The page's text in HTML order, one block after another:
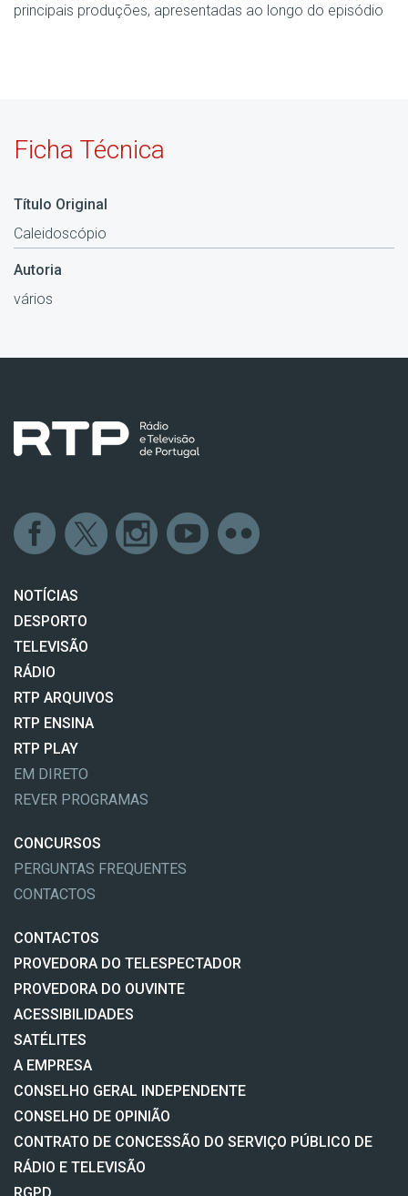
principais produções, apresentadas ao longo do episódio
Ficha Técnica
Título Original
Caleidoscópio
Autoria
vários
NOTÍCIAS
DESPORTO
TELEVISÃO
RÁDIO
RTP ARQUIVOS
RTP ENSINA
RTP PLAY
EM DIRETO
REVER PROGRAMAS
CONCURSOS
PERGUNTAS FREQUENTES
CONTACTOS
CONTACTOS
PROVEDORA DO TELESPECTADOR
PROVEDORA DO OUVINTE
ACESSIBILIDADES
SATÉLITES
A EMPRESA
CONSELHO GERAL INDEPENDENTE
CONSELHO DE OPINIÃO
CONTRATO DE CONCESSÃO DO SERVIÇO PÚBLICO DE
RÁDIO E TELEVISÃO